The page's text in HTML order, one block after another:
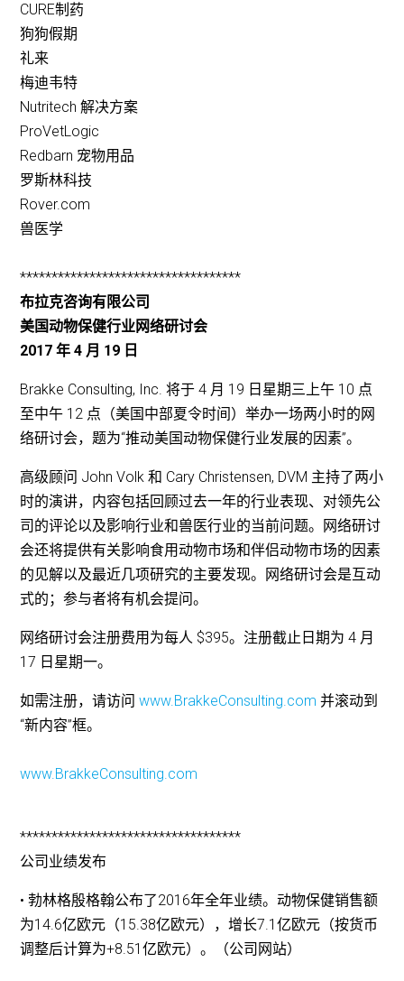
CURE制药
狗狗假期
礼来
梅迪韦特
Nutritech 解决方案
ProVetLogic
Redbarn 宠物用品
罗斯林科技
Rover.com
兽医学
***********************************
布拉克咨询有限公司
美国动物保健行业网络研讨会
2017 年 4 月 19 日
Brakke Consulting, Inc. 将于 4 月 19 日星期三上午 10 点
至中午 12 点（美国中部夏令时间）举办一场两小时的网
络研讨会，题为“推动美国动物保健行业发展的因素”。
高级顾问 John Volk 和 Cary Christensen, DVM 主持了两小
时的演讲，内容包括回顾过去一年的行业表现、对领先公
司的评论以及影响行业和兽医行业的当前问题。网络研讨
会还将提供有关影响食用动物市场和伴侣动物市场的因素
的见解以及最近几项研究的主要发现。网络研讨会是互动
式的；参与者将有机会提问。
网络研讨会注册费用为每人 $395。注册截止日期为 4 月
17 日星期一。
如需注册，请访问www.BrakkeConsulting.com 并滚动到
“新内容”框。
www.BrakkeConsulting.com
***********************************
公司业绩发布
• 勃林格殷格翰公布了2016年全年业绩。动物保健销售额
为14.6亿欧元（15.38亿欧元），增长7.1亿欧元（按货币
调整后计算为+8.51亿欧元）。（公司网站）